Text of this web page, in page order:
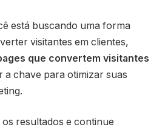
está buscando uma forma
visitantes em clientes,
que convertem visitantes
a chave para otimizar suas
os resultados e continue